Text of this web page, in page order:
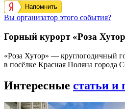
Напомнить
Вы организатор этого события?
Горный курорт «Роза
«Роза Хутор» — круглогодичный
в посёлке Красная Поляна города
Интересные статьи и